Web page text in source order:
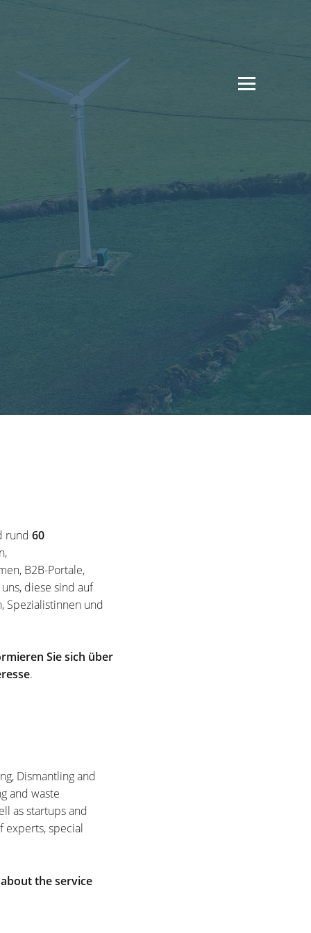
rund 60
B2B-Portale,
diese sind auf
Spezialistinnen und
Sie sich über
.
Dismantling and
and waste
as startups and
experts, special
the service